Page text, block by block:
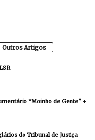
Outros Artigos
“Moinho de Gente” +
do Tribunal de Justiça